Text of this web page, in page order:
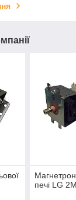
Магнетрон
печі LG